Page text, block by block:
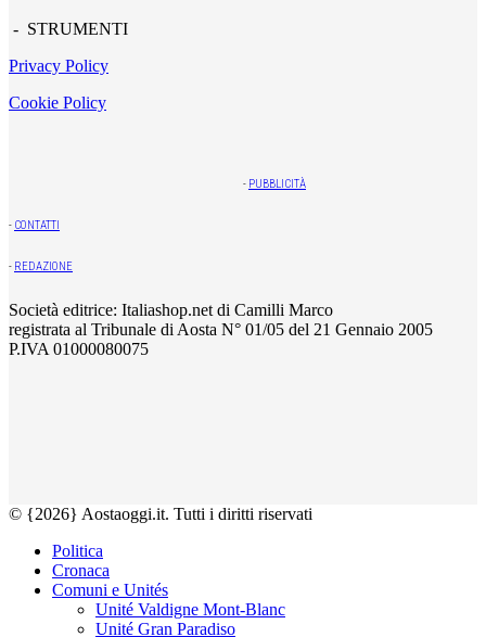
- STRUMENTI
Privacy Policy
Cookie Policy
- PUBBLICITÀ
- CONTATTI
- REDAZIONE
Società editrice: Italiashop.net di Camilli Marco
registrata al Tribunale di Aosta N° 01/05 del 21 Gennaio 2005
P.IVA 01000080075
© {2026} Aostaoggi.it. Tutti i diritti riservati
Politica
Cronaca
Comuni e Unités
Unité Valdigne Mont-Blanc
Unité Gran Paradiso